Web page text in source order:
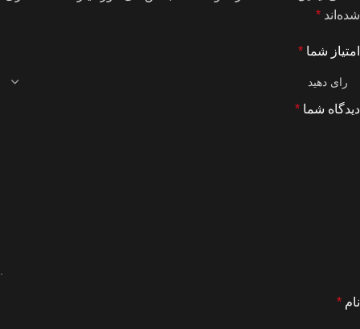
شده‌اند *
امتیاز شما *
دیدگاه شما *
نام *